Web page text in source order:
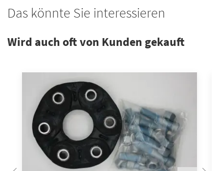
Das könnte Sie interessieren
Wird auch oft von Kunden gekauft